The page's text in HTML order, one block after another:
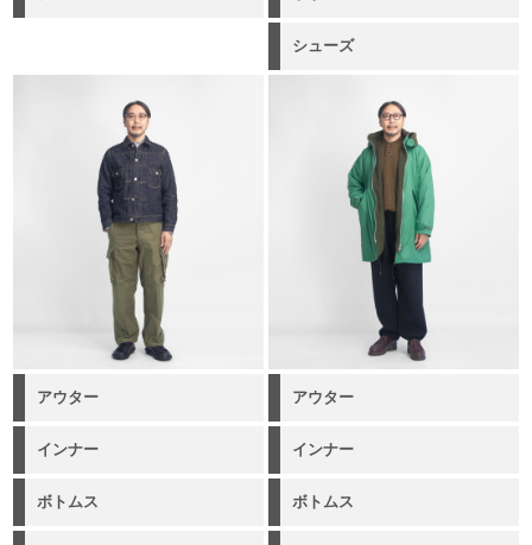
シューズ
アウター アウター
インナー インナー
ボトムス ボトムス